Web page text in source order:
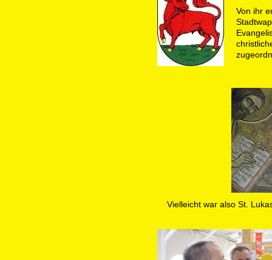
Von ihr
Vielleicht war also St.